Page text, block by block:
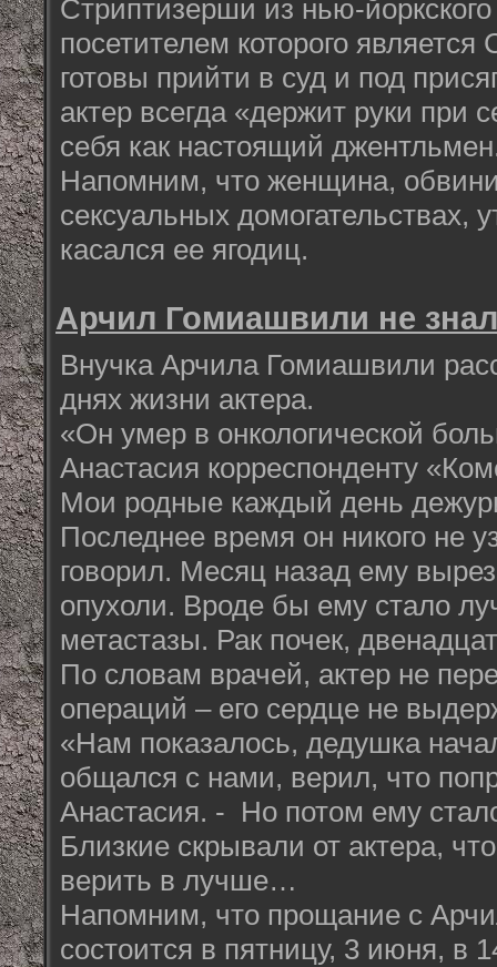
Стриптизерши из нью-
посетителем которого является
готовы прийти в суд и под
актер всегда «держит руки при
себя как настоящий
Напомним, что женщина,
сексуальных домогательствах,
касался ее ягодиц.
Арчил Гомиашвили не
Внучка Арчила Гомиашвили
днях жизни актера.
«Он умер в онкологической
Анастасия корреспонденту
Мои родные каждый день
Последнее время он никого не
говорил. Месяц назад ему
опухоли. Вроде бы ему стало
метастазы. Рак почек,
По словам врачей, актер не
операций – его сердце не
«Нам показалось, дедушка
общался с нами, верил, что
Анастасия. - Но потом ему
Близкие скрывали от актера,
верить в лучше…
Напомним, что прощание с
состоится в пятницу, 3 июня, в